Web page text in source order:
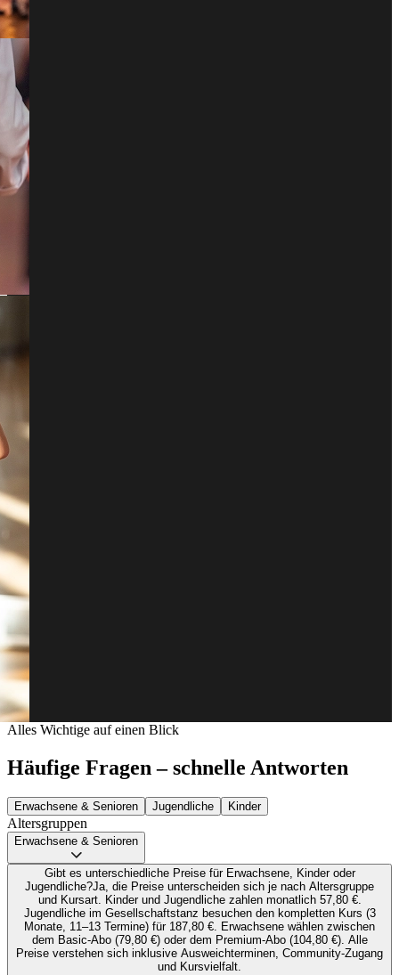
Alles Wichtige auf einen Blick
Häufige Fragen – schnelle Antworten
Erwachsene & Senioren Jugendliche Kinder
Altersgruppen
Erwachsene & Senioren
Gibt es unterschiedliche Preise für Erwachsene, Kinder oder
Jugendliche?Ja, die Preise unterscheiden sich je nach Altersgruppe
und Kursart. Kinder und Jugendliche zahlen monatlich 57,80 €.
Jugendliche im Gesellschaftstanz besuchen den kompletten Kurs (3
Monate, 11–13 Termine) für 187,80 €. Erwachsene wählen zwischen
dem Basic-Abo (79,80 €) oder dem Premium-Abo (104,80 €). Alle
Preise verstehen sich inklusive Ausweichterminen, Community-Zugang
und Kursvielfalt.